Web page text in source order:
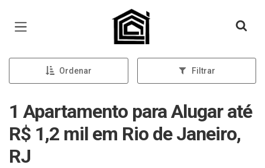
Página inicial
Ordenar Filtrar
1 Apartamento para Alugar até
R$ 1,2 mil em Rio de Janeiro,
RJ